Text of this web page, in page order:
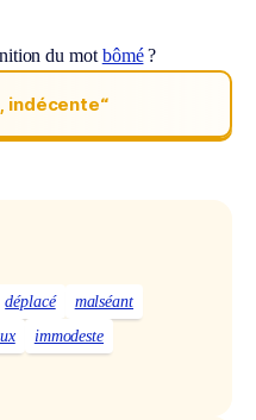
du mot bômé?
indécente“
déplacé
malséant
immodeste